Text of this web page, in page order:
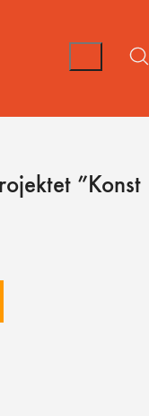
”Konst